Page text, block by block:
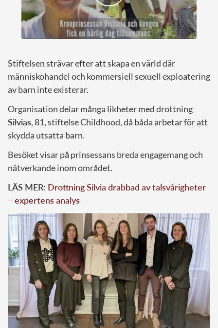
Stiftelsen strävar efter att skapa en värld där
människohandel och kommersiell sexuell exploatering
av barn inte existerar.
Organisation delar många likheter med drottning
Silvias, 81, stiftelse Childhood, då båda arbetar för att
skydda utsatta barn.
Besöket visar på prinsessans breda engagemang och
nätverkande inom området.
LÄS MER: Drottning Silvia drabbad av talsvårigheter
– expertens analys